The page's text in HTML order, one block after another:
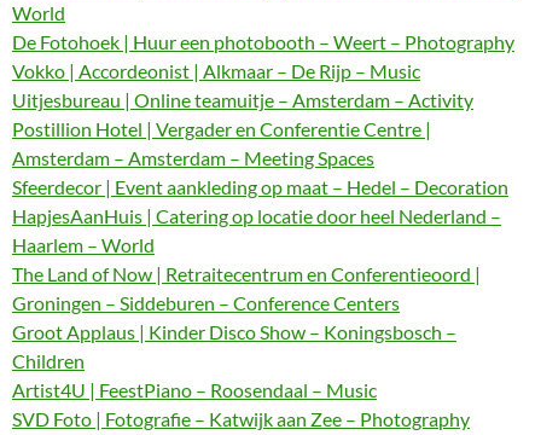
World
De Fotohoek | Huur een photobooth – Weert – Photography
Vokko | Accordeonist | Alkmaar – De Rijp – Music
Uitjesbureau | Online teamuitje – Amsterdam – Activity
Postillion Hotel | Vergader en Conferentie Centre |
Amsterdam – Amsterdam – Meeting Spaces
Sfeerdecor | Event aankleding op maat – Hedel – Decoration
HapjesAanHuis | Catering op locatie door heel Nederland –
Haarlem – World
The Land of Now | Retraitecentrum en Conferentieoord |
Groningen – Siddeburen – Conference Centers
Groot Applaus | Kinder Disco Show – Koningsbosch –
Children
Artist4U | FeestPiano – Roosendaal – Music
SVD Foto | Fotografie – Katwijk aan Zee – Photography